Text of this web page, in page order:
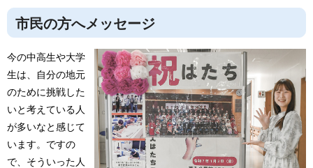
市民の方へメッセージ
今の中高生や大学
生は、自分の地元
のために挑戦した
いと考えている人
が多いなと感じて
います。ですの
で、そういった人